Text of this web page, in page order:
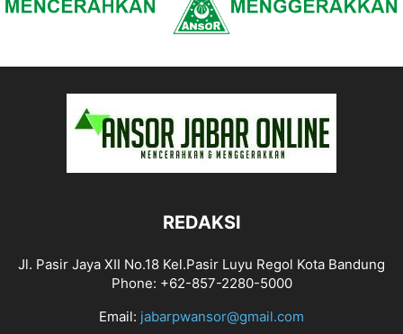
REDAKSI
Jl. Pasir Jaya XII No.18 Kel.Pasir Luyu Regol Kota Bandung
Phone: +62-857-2280-5000
Email: jabarpwansor@gmail.com